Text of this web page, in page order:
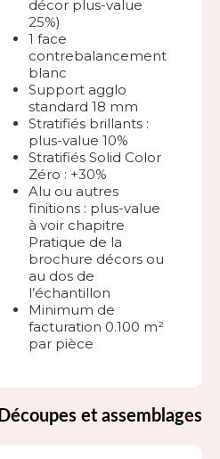
décor plus-value
25%)
1 face
contrebalancement
blanc
Support agglo
standard 18 mm
Stratifiés brillants :
plus-value 10%
Stratifiés Solid Color
Zéro : +30%
Alu ou autres
finitions : plus-value
à voir chapitre
Pratique de la
brochure décors ou
au dos de
l’échantillon
Minimum de
facturation 0.100 m²
par pièce
Découpes et assemblages